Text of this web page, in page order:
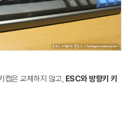
캡은 교체하지 않고, ESC와 방향키 키